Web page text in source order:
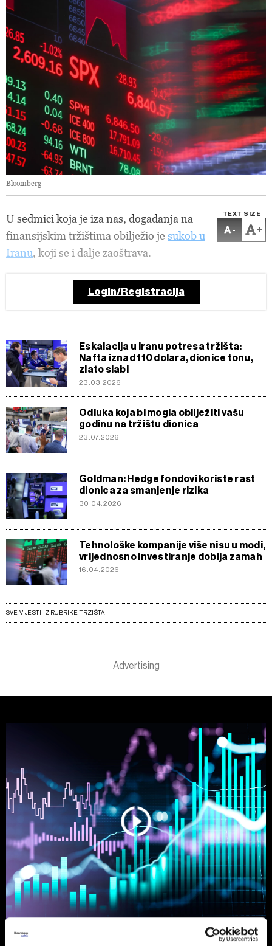
Bloomberg
TEXT SIZE
- +
U sedmici koja je iza nas, događanja na
finansijskim tržištima obilježio je sukob u
Iranu, koji se i dalje zaoštrava.
Login/Registracija
Eskalacija u Iranu potresa tržišta:
Nafta iznad 110 dolara, dionice tonu,
zlato slabi
23.03.2026
Odluka koja bi mogla obilježiti vašu
godinu na tržištu dionica
23.07.2026
Goldman: Hedge fondovi koriste rast
dionica za smanjenje rizika
30.04.2026
Tehnološke kompanije više nisu u modi,
vrijednosno investiranje dobija zamah
16.04.2026
SVE VIJESTI IZ RUBRIKE TRŽIŠTA
Ljeto na burzama: Psihologija